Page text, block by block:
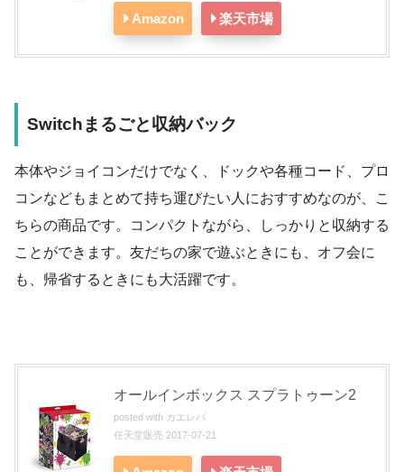
Amazon 楽天市場
Switchまるごと収納バック
本体やジョイコンだけでなく、ドックや各種コード、プロ
コンなどもまとめて持ち運びたい人におすすめなのが、こ
ちらの商品です。コンパクトながら、しっかりと収納する
ことができます。友だちの家で遊ぶときにも、オフ会に
も、帰省するときにも大活躍です。
オールインボックス スプラトゥーン2
posted with カエレバ
任天堂販売 2017-07-21